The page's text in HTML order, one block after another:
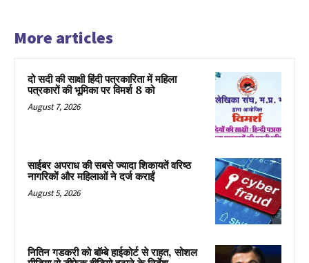
More articles
दो सदी की साक्षी हिंदी पत्रकारिता में महिला
पत्रकारों की भूमिका पर विमर्श 8 को
August 7, 2026
साईबर अपराध की सबसे ज्यादा शिकायतें वरिष्ठ
नागरिकों और महिलाओं ने दर्ज कराईं
August 5, 2026
नितिन गडकरी को बॉम्बे हाईकोर्ट से राहत, सोशल